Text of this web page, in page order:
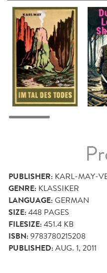
PUBLISHER: KARL-MAY-
GENRE: KLASSIKER
LANGUAGE:GERMAN
SIZE:448 PAGES
FILESIZE:451.4 KB
ISBN:9783780215208
PUBLISHED:AUG. 1, 2011